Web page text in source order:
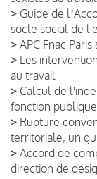
> Guide de
socle social de
> APC Fnac
> Les
au travail
> Calcul de
fonction publique
> Rupture
territoriale, un
> Accord de
direction de